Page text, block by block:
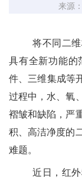
来源：
将不同二
具有全新功能的
件、三维集成等
过程中，水、氧
褶皱和缺陷，严
积、高洁净度的
难题。
近日，红